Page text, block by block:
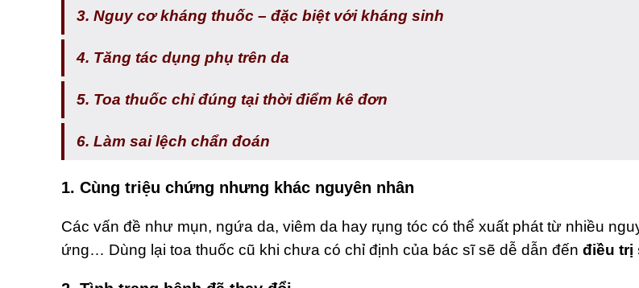
3. Nguy cơ kháng thuốc – đặc biệt với kháng sinh
4. Tăng tác dụng phụ trên da
5. Toa thuốc chỉ đúng tại thời điểm kê đơn
6. Làm sai lệch chẩn đoán
1. Cùng triệu chứng nhưng khác nguyên nhân
Các vấn đề như mụn, ngứa da, viêm da hay rụng tóc có thể xuất phát từ nhiều
ứng… Dùng lại toa thuốc cũ khi chưa có chỉ định của bác sĩ sẽ dễ dẫn đến điều trị